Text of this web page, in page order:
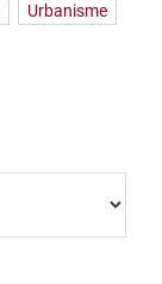
Urbanisme